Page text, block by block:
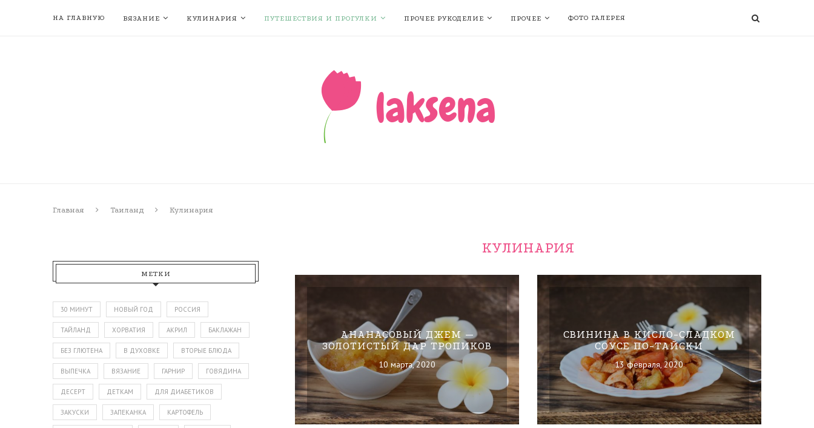
НА ГЛАВНУЮ ВЯЗАНИЕ КУЛИНАРИЯ ПУТЕШЕСТВИЯ И ПРОГУЛКИ ПРОЧЕЕ РУКОДЕЛИЕ ПРОЧЕЕ ФОТО ГАЛЕРЕЯ
Главная Таиланд Кулинария
КУЛИНАРИЯ
АНАНАСОВЫЙ ДЖЕМ —
ЗОЛОТИСТЫЙ ДАР ТРОПИКОВ
10 марта, 2020
СВИНИНА В КИСЛО-СЛАДКОМ
СОУСЕ ПО-ТАЙСКИ
13 февраля, 2020
МЕТКИ
30 МИНУТ НОВЫЙ ГОД РОССИЯ
ТАЙЛАНД ХОРВАТИЯ АКРИЛ БАКЛАЖАН
БЕЗ ГЛЮТЕНА В ДУХОВКЕ ВТОРЫЕ БЛЮДА
ВЫПЕЧКА ВЯЗАНИЕ ГАРНИР ГОВЯДИНА
ДЕСЕРТ ДЕТКАМ ДЛЯ ДИАБЕТИКОВ
ЗАКУСКИ ЗАПЕКАНКА КАРТОФЕЛЬ